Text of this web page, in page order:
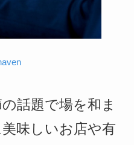
話題で場を和ま
味しいお店や有